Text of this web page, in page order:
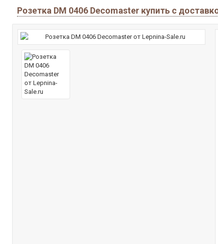
Розетка DM 0406 Decomaster купить с